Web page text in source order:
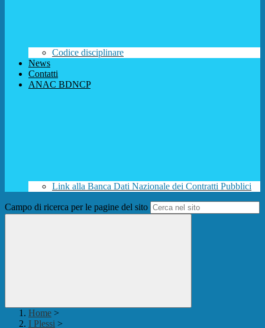
Codice disciplinare
News
Contatti
ANAC BDNCP
Link alla Banca Dati Nazionale dei Contratti Pubblici
Campo di ricerca per le pagine del sito
Home >
I Plessi >